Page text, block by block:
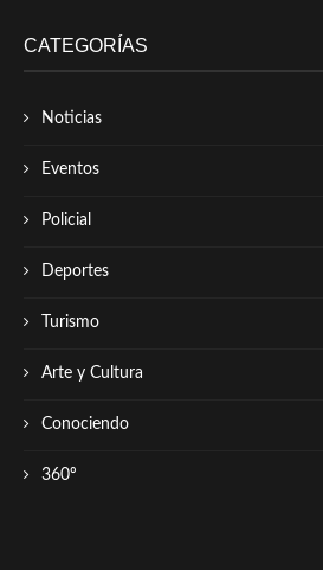
CATEGORÍAS
Noticias
Eventos
Policial
Deportes
Turismo
Arte y Cultura
Conociendo
360º